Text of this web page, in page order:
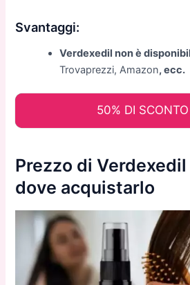
Svantaggi:
Verdexedil non è
Trovaprezzi, Amazon, ecc.
50% DI
Prezzo di
dove acquistarlo